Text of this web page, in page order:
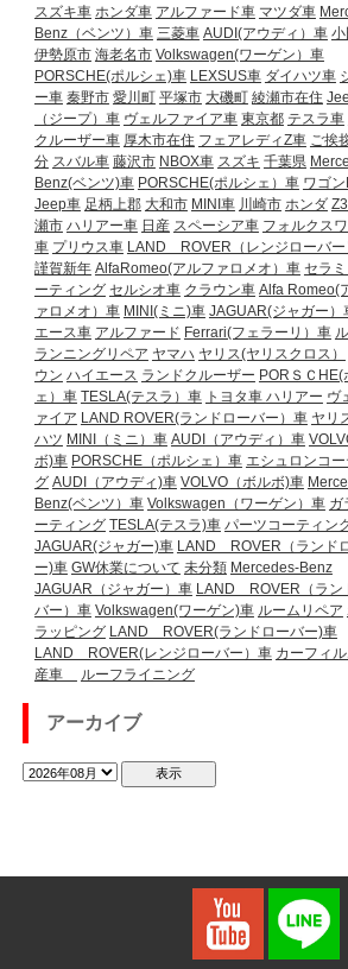
スズキ車 ホンダ車 アルファード車 マツダ車
Benz（ベンツ）車 三菱車 AUDI(アウディ）車
伊勢原市 海老名市 Volkswagen(ワーゲン）車
PORSCHE(ポルシェ)車 LEXSUS車 ダイハツ車
ー車 秦野市 愛川町 平塚市 大磯町 綾瀬市在住
（ジープ）車 ヴェルファイア車 東京都 テスラ車
クルーザー車 厚木市在住 フェアレディZ車 ご挨
分 スバル車 藤沢市 NBOX車 スズキ 千葉県
Benz(ベンツ)車 PORSCHE(ポルシェ）車 ワゴ
Jeep車 足柄上郡 大和市 MINI車 川崎市 ホンダ
瀬市 ハリアー車 日産 スペーシア車 フォルクス
車 プリウス車 LAND ROVER（レンジローバー
謹賀新年 AlfaRomeo(アルファロメオ）車 セラ
ーティング セルシオ車 クラウン車 Alfa Romeo(
ァロメオ）車 MINI(ミニ)車 JAGUAR(ジャガー）
エース車 アルファード Ferrari(フェラーリ）車
ランニングリペア ヤマハ ヤリス(ヤリスクロス）
ウン ハイエース ランドクルーザー PORＳＣHE(
ェ）車 TESLA(テスラ）車 トヨタ車 ハリアー ヴ
ァイア LAND ROVER(ランドローバー）車 ヤリ
ハツ MINI（ミニ）車 AUDI（アウディ）車
ボ)車 PORSCHE（ポルシェ）車 エシュロンコ
グ AUDI（アウディ)車 VOLVO（ボルボ)車
Benz(ベンツ）車 Volkswagen（ワーゲン）車 ガ
ーティング TESLA(テスラ)車 パーツコーティン
JAGUAR(ジャガー)車 LAND ROVER（ランド
ー)車 GW休業について 未分類 Mercedes-Benz
JAGUAR（ジャガー）車 LAND ROVER（ラン
バー）車 Volkswagen(ワーゲン)車 ルームリペア
ラッピング LAND ROVER(ランドローバー)車
LAND ROVER(レンジローバー）車 カーフィ
産車
ルーフライニング
アーカイブ